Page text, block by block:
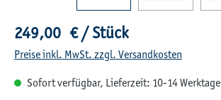
Regulärer Preis:
249,00 € / Stück
Preise inkl. MwSt. zzgl. Versandkosten
Sofort verfügbar, Lieferzeit: 10-14 Werktage